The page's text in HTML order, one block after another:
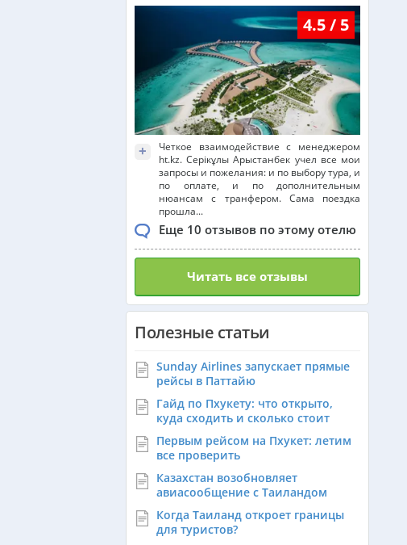
4.5 / 5
+
Четкое взаимодействие с менеджером
ht.kz. Серікұлы Арыстанбек учел все мои
запросы и пожелания: и по выбору тура, и
по оплате, и по дополнительным
нюансам с транфером. Сама поездка
прошла...
Еще 10 отзывов по этому отелю
Читать все отзывы
Полезные статьи
Sunday Airlines запускает прямые
рейсы в Паттайю
Гайд по Пхукету: что открыто,
куда сходить и сколько стоит
Первым рейсом на Пхукет: летим
все проверить
Казахстан возобновляет
авиасообщение с Таиландом
Когда Таиланд откроет границы
для туристов?